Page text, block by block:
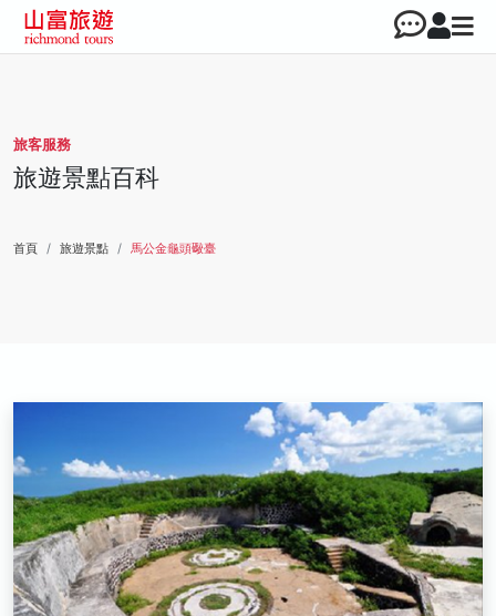
旅客服務
旅遊景點百科
首頁 旅遊景點 馬公金龜頭礮臺